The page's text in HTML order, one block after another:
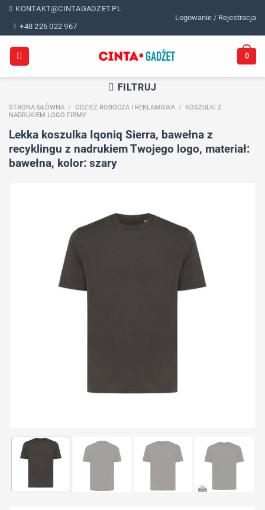
Skip
content
KONTAKT@CINTAGADZET.PL
+48 226 022 967
Logowanie / Rejestracja
0
FILTRUJ
STRONA GŁÓWNA / ODZIEŻ ROBOCZA I REKLAMOWA /
KOSZULKI Z
NADRUKIEM LOGO FIRMY
Lekka koszulka Iqoniq Sierra, bawełna z
recyklingu z nadrukiem Twojego logo, materiał:
bawełna, kolor: szary